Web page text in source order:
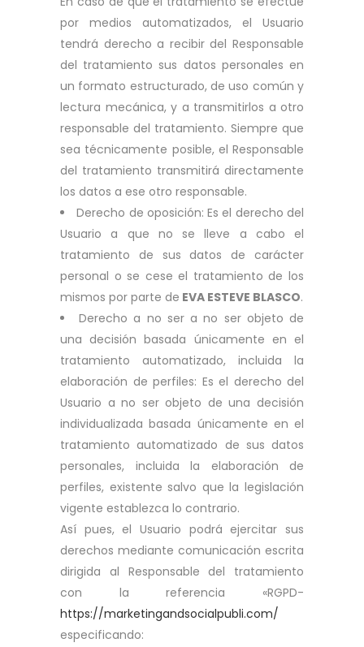
por medios automatizados, el Usuario
tendrá derecho a recibir del Responsable
del tratamiento sus datos personales en
un formato estructurado, de uso común y
lectura mecánica, y a transmitirlos a otro
responsable del tratamiento. Siempre que
sea técnicamente posible, el Responsable
del tratamiento transmitirá directamente
los datos a ese otro responsable.
Derecho de oposición: Es el derecho del
Usuario a que no se lleve a cabo el
tratamiento de sus datos de carácter
personal o se cese el tratamiento de los
mismos por parte de EVA ESTEVE BLASCO.
Derecho a no ser a no ser objeto de
una decisión basada únicamente en el
tratamiento automatizado, incluida la
elaboración de perfiles: Es el derecho del
Usuario a no ser objeto de una decisión
individualizada basada únicamente en el
tratamiento automatizado de sus datos
personales, incluida la elaboración de
perfiles, existente salvo que la legislación
vigente establezca lo contrario.
Así pues, el Usuario podrá ejercitar sus
derechos mediante comunicación escrita
dirigida al Responsable del tratamiento
con la referencia «RGPD-
https://marketingandsocialpubli.com/
especificando: